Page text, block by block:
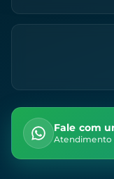
Fale com
Atendimento